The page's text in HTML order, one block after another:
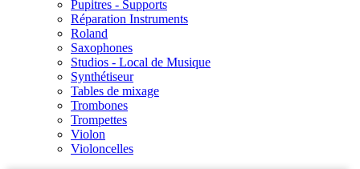
Pupitres - Supports
Réparation Instruments
Roland
Saxophones
Studios - Local de Musique
Synthétiseur
Tables de mixage
Trombones
Trompettes
Violon
Violoncelles